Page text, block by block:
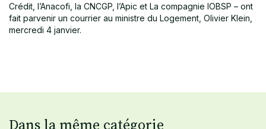
Crédit, l’Anacofi, la CNCGP, l’Apic et La compagnie IOBSP – ont
fait parvenir un courrier au ministre du Logement, Olivier Klein,
mercredi 4 janvier.
Dans la même catégorie